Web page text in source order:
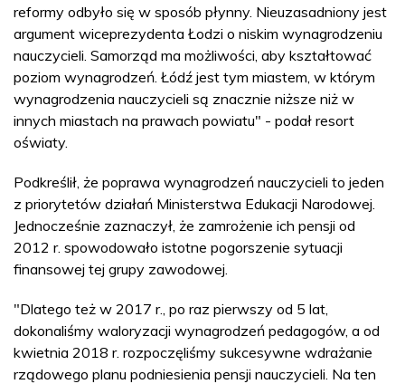
reformy odbyło się w sposób płynny. Nieuzasadniony jest
argument wiceprezydenta Łodzi o niskim wynagrodzeniu
nauczycieli. Samorząd ma możliwości, aby kształtować
poziom wynagrodzeń. Łódź jest tym miastem, w którym
wynagrodzenia nauczycieli są znacznie niższe niż w
innych miastach na prawach powiatu" - podał resort
oświaty.
Podkreślił, że poprawa wynagrodzeń nauczycieli to jeden
z priorytetów działań Ministerstwa Edukacji Narodowej.
Jednocześnie zaznaczył, że zamrożenie ich pensji od
2012 r. spowodowało istotne pogorszenie sytuacji
finansowej tej grupy zawodowej.
"Dlatego też w 2017 r., po raz pierwszy od 5 lat,
dokonaliśmy waloryzacji wynagrodzeń pedagogów, a od
kwietnia 2018 r. rozpoczęliśmy sukcesywne wdrażanie
rządowego planu podniesienia pensji nauczycieli. Na ten